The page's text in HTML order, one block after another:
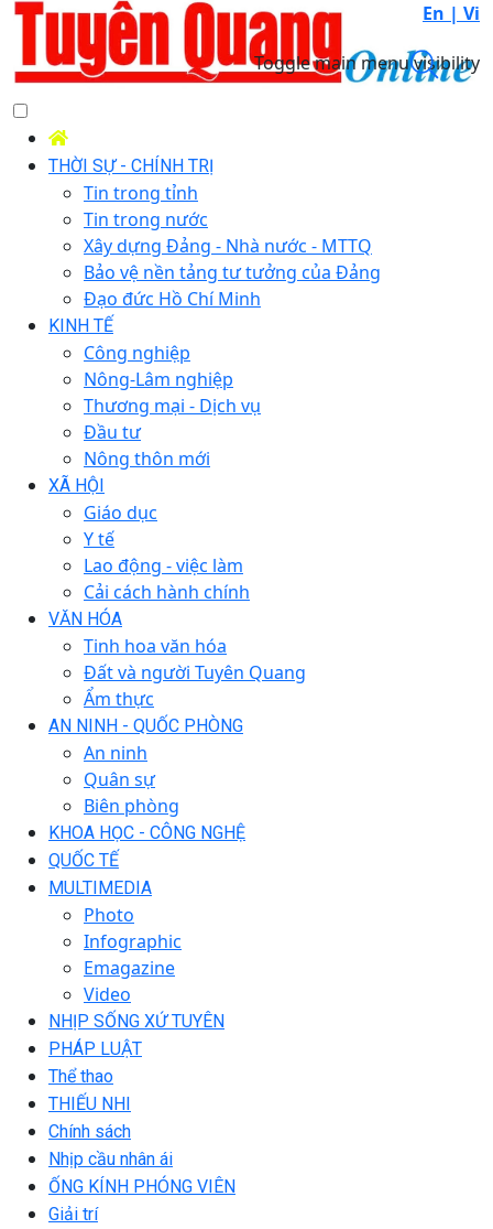
En | Vi
Toggle main menu visibility
THỜI SỰ - CHÍNH TRỊ
Tin trong tỉnh
Tin trong nước
Xây dựng Đảng - Nhà nước - MTTQ
Bảo vệ nền tảng tư tưởng của Đảng
Đạo đức Hồ Chí Minh
KINH TẾ
Công nghiệp
Nông-Lâm nghiệp
Thương mại - Dịch vụ
Đầu tư
Nông thôn mới
XÃ HỘI
Giáo dục
Y tế
Lao động - việc làm
Cải cách hành chính
VĂN HÓA
Tinh hoa văn hóa
Đất và người Tuyên Quang
Ẩm thực
AN NINH - QUỐC PHÒNG
An ninh
Quân sự
Biên phòng
KHOA HỌC - CÔNG NGHỆ
QUỐC TẾ
MULTIMEDIA
Photo
Infographic
Emagazine
Video
NHỊP SỐNG XỨ TUYÊN
PHÁP LUẬT
Thể thao
THIẾU NHI
Chính sách
Nhịp cầu nhân ái
ỐNG KÍNH PHÓNG VIÊN
Giải trí